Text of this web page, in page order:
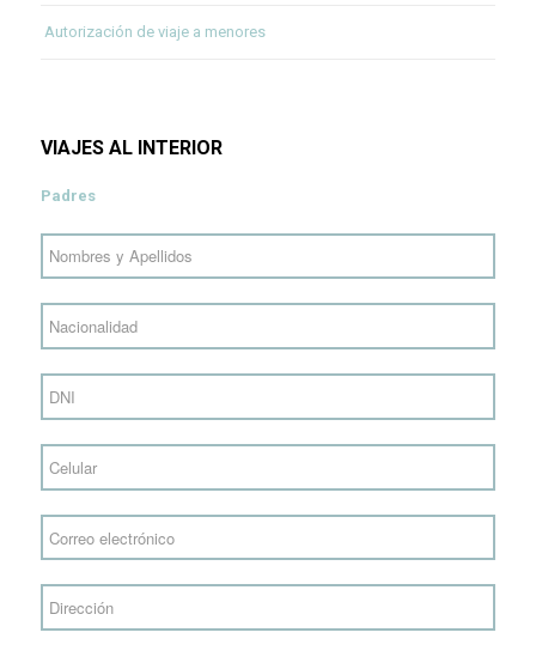
Autorización de viaje a menores
VIAJES AL INTERIOR
Padres